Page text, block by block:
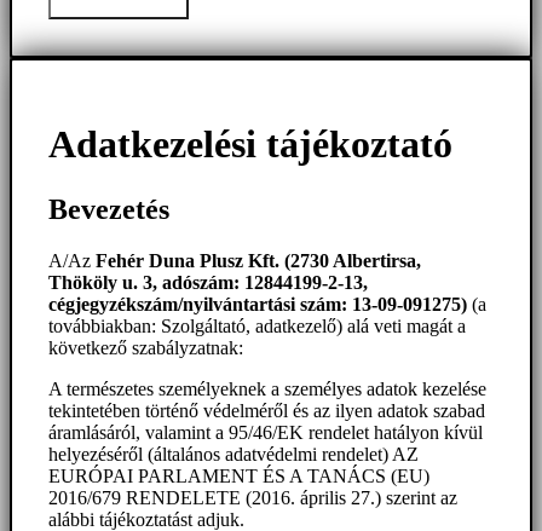
Adatkezelési tájékoztató
Bevezetés
A/Az Fehér Duna Plusz Kft. (2730 Albertirsa,
Thököly u. 3, adószám: 12844199-2-13,
cégjegyzékszám/nyilvántartási szám: 13-09-091275) (a
továbbiakban: Szolgáltató, adatkezelő) alá veti magát a
következő szabályzatnak:
A természetes személyeknek a személyes adatok kezelése
tekintetében történő védelméről és az ilyen adatok szabad
áramlásáról, valamint a 95/46/EK rendelet hatályon kívül
helyezéséről (általános adatvédelmi rendelet) AZ
EURÓPAI PARLAMENT ÉS A TANÁCS (EU)
2016/679 RENDELETE (2016. április 27.) szerint az
alábbi tájékoztatást adjuk.